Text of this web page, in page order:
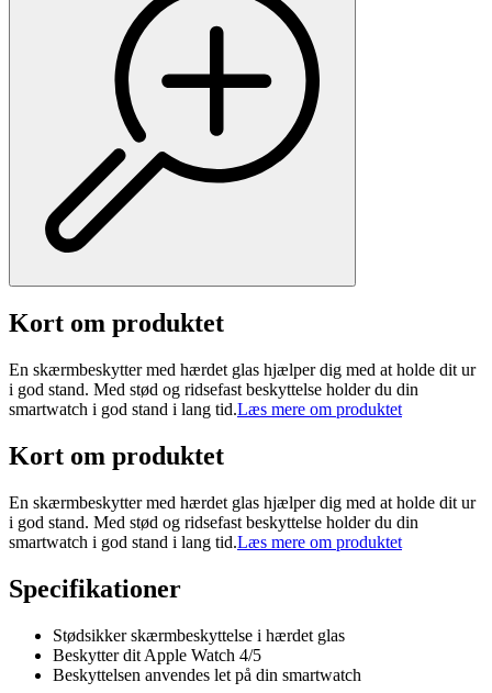
Kort om produktet
En skærmbeskytter med hærdet glas hjælper dig med at holde dit ur
i god stand. Med stød og ridsefast beskyttelse holder du din
smartwatch i god stand i lang tid.Læs mere om produktet
Kort om produktet
En skærmbeskytter med hærdet glas hjælper dig med at holde dit ur
i god stand. Med stød og ridsefast beskyttelse holder du din
smartwatch i god stand i lang tid.Læs mere om produktet
Specifikationer
Stødsikker skærmbeskyttelse i hærdet glas
Beskytter dit Apple Watch 4/5
Beskyttelsen anvendes let på din smartwatch